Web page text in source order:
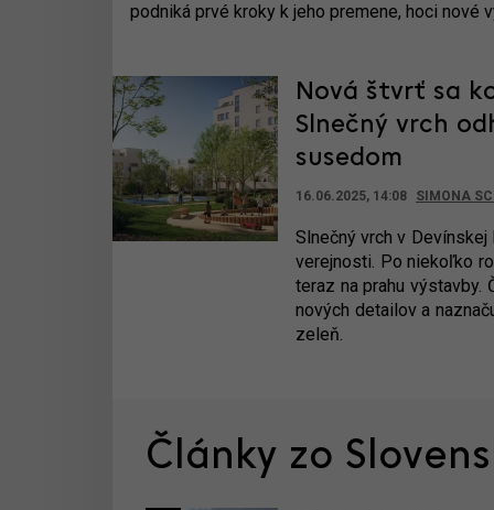
podniká prvé kroky k jeho premene, hoci
Nová štvrť sa
Slnečný vrch
susedom
16.06.2025, 14:08 SIMONA
Slnečný vrch v
verejnosti. Po niekoľko
teraz na prahu výstavby.
nových detailov a
zeleň.
Články zo